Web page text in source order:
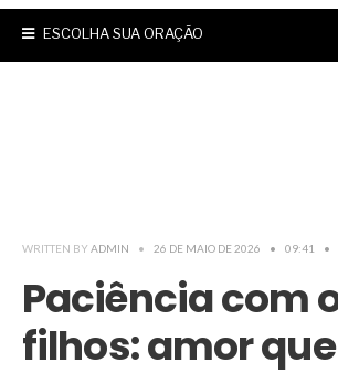
ESCOLHA SUA ORAÇÃO
WRITTEN BY ADMIN • 26 DE MAIO DE 2026 • 09:41 •
Paciência com
filhos: amor